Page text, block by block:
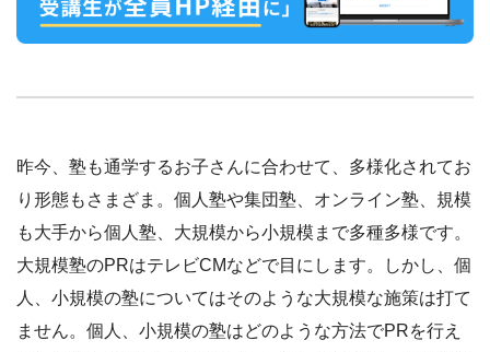
昨今、塾も通学するお子さんに合わせて、多様化されてお
り形態もさまざま。個人塾や集団塾、オンライン塾、規模
も大手から個人塾、大規模から小規模まで多種多様です。
大規模塾のPRはテレビCMなどで目にします。しかし、個
人、小規模の塾についてはそのような大規模な施策は打て
ません。個人、小規模の塾はどのような方法でPRを行え